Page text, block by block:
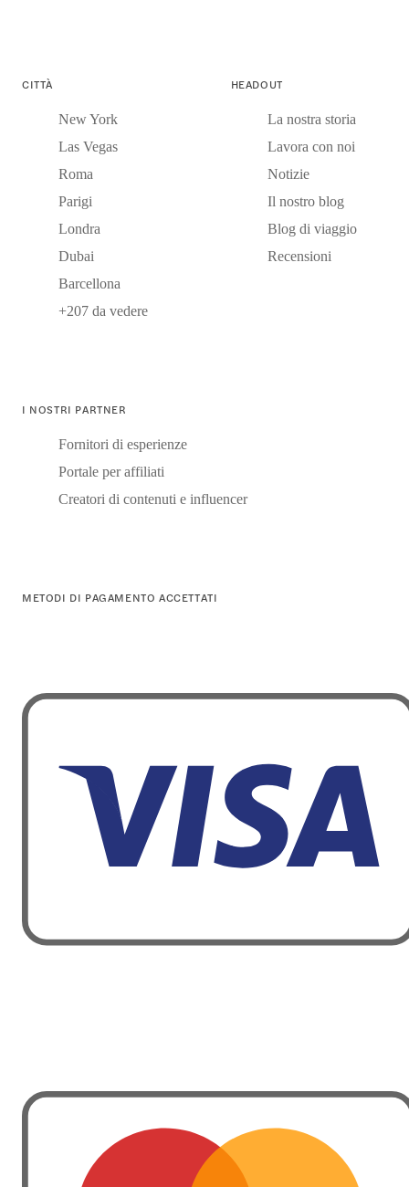
CITTÀ
New York
Las Vegas
Roma
Parigi
Londra
Dubai
Barcellona
+207 da vedere
HEADOUT
La nostra storia
Lavora con noi
Notizie
Il nostro blog
Blog di viaggio
Recensioni
I NOSTRI PARTNER
Fornitori di esperienze
Portale per affiliati
Creatori di contenuti e influencer
METODI DI PAGAMENTO ACCETTATI